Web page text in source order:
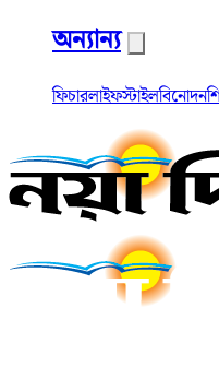
অন্যান্য
ফিচারলাইফস্টাইলবিনোদন